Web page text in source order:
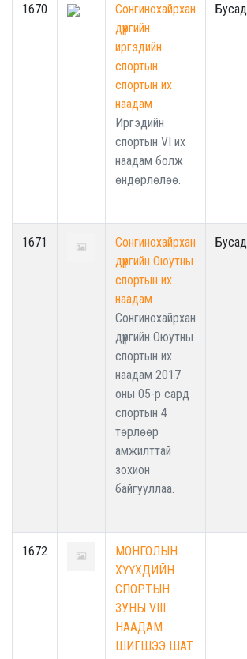
1670
Сонгинохайрхан
дүүргийн
иргэдийн
спортын
спортын их
наадам
Иргэдийн
спортын VI их
наадам болж
өндөрлөлөө.
Бусад
1671
Сонгинохайрхан
дүүргийн Оюутны
спортын их
наадам
Сонгинохайрхан
дүүргийн Оюутны
спортын их
наадам 2017
оны 05-р сард
спортын 4
төрлөөр
амжилттай
зохион
байгууллаа.
Бусад
1672
МОНГОЛЫН
ХҮҮХДИЙН
СПОРТЫН
ЗУНЫ VIII
НААДАМ
ШИГШЭЭ ШАТ